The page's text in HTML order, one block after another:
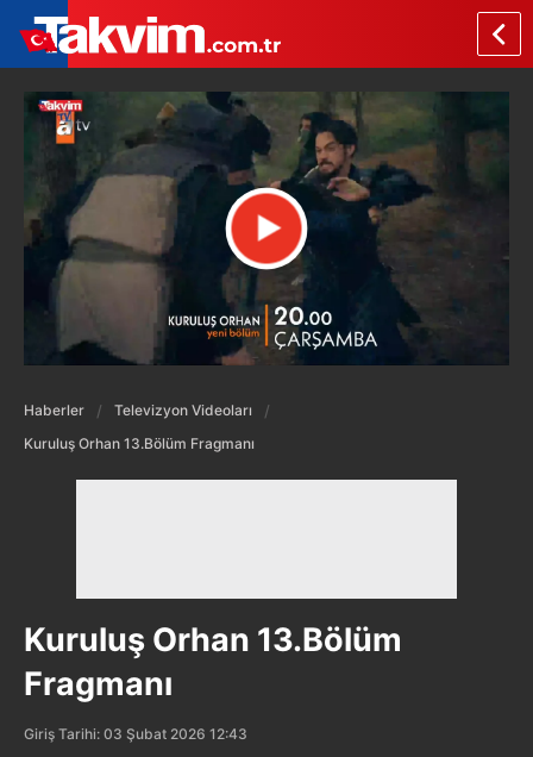
Haberler
Televizyon Videoları
Kuruluş Orhan 13.Bölüm Fragmanı
Kuruluş Orhan 13.Bölüm
Fragmanı
Giriş Tarihi: 03 Şubat 2026 12:43